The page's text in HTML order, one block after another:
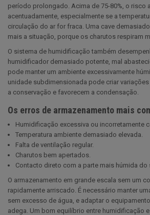
período prolongado. Acima de 75-80%, o risco
acentuadamente, especialmente se a
circulação do ar for fraca. Uma cave
mais a situação, porque os charutos respiram
O sistema de humidificação também
humidificador demasiado potente, mal
pode manter um ambiente excessivamente
unidade subdimensionada pode criar
a conservação e favorecem a condensação.
Os erros de armazenamento mais
Humidificação excessiva ou incorretamente
Temperatura ambiente demasiado elevada.
Falta de ventilação regular.
Charutos bem apertados.
Contacto direto com a parte mais húmida do
O armazenamento em grande escala sem um
rapidamente arriscado. É necessário manter
sem excesso de água, e adaptar o
adega. Um bom equilíbrio entre humidificação